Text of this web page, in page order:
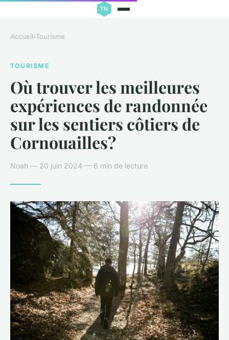
Accueil›Tourisme
TOURISME
Où trouver les meilleures
expériences de randonnée
sur les sentiers côtiers de
Cornouailles?
Noah — 20 juin 2024 — 6 min de lecture